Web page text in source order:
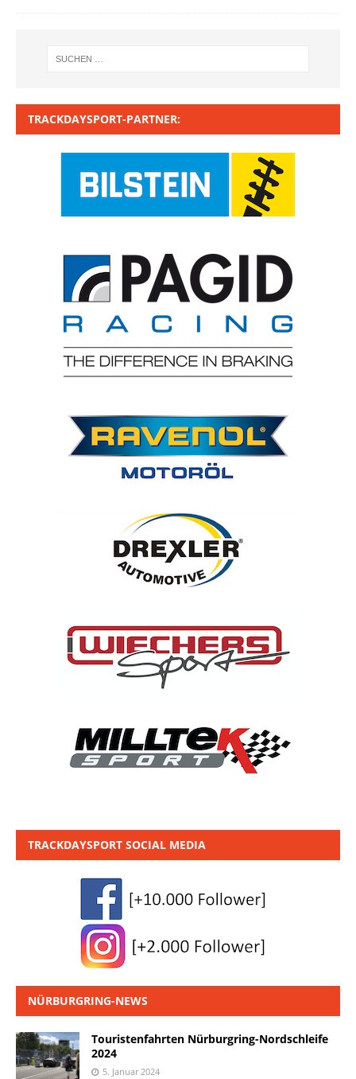
TRACKDAYSPORT-PARTNER:
TRACKDAYSPORT SOCIAL MEDIA
NÜRBURGRING-NEWS
Touristenfahrten Nürburgring-Nordschleife
2024
5. Januar 2024